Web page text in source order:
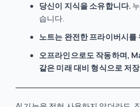
당신이 지식을 소유합니다.
습니다.
노트는 완전한 프라이버시를
오프라인으로도 작동하며,
같은 미래 대비 형식으로 저